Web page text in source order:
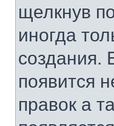
щелкнув
иногда
создания.
появится
правок а